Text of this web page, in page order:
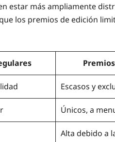
estar más ampliamente
los premios de edición
Escasos y
Únicos, a
Alta debido a